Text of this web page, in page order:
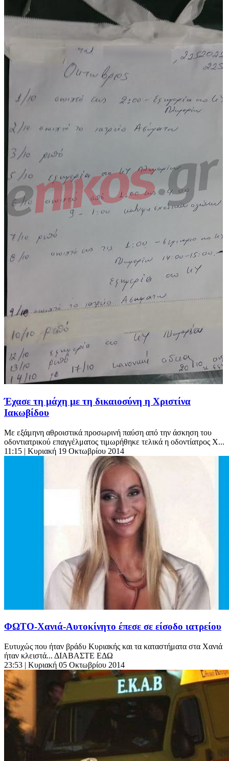
Έχασε τη μάχη με τη δικαιοσύνη η Χριστίνα
Ιακωβίδου
Με εξάμηνη αθροιστικά προσωρινή παύση από την άσκηση του
οδοντιατρικού επαγγέλματος τιμωρήθηκε τελικά η οδοντίατρος Χ...
11:15 | Κυριακή 19 Οκτωβρίου 2014
ΦΩΤΟ-Χανιά-Αυτοκίνητο έπεσε σε είσοδο ιατρείου
Ευτυχώς που ήταν βράδυ Κυριακής και τα καταστήματα στα Χανιά
ήταν κλειστά... ΔΙΑΒΑΣΤΕ ΕΔΩ
23:53 | Κυριακή 05 Οκτωβρίου 2014